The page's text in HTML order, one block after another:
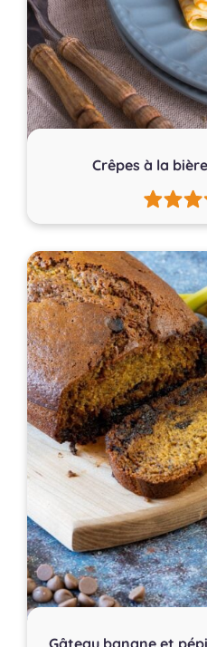
Crêpes à la
Gâteau banane et